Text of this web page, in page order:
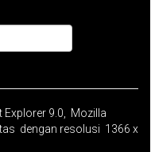
Explorer 9.0, Mozilla
dengan resolusi 1366 x